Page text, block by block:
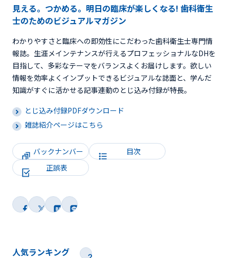
見える。つかめる。明日の臨床が楽しくなる! 歯科衛生
士のためのビジュアルマガジン
わかりやすさと臨床への即効性にこだわった歯科衛生士専門情
報誌。生涯メインテナンスが行えるプロフェッショナルなDHを
目指して、多彩なテーマをバランスよくお届けします。欲しい
情報を効率よくインプットできるビジュアルな誌面と、学んだ
知識がすぐに活かせる記事連動のとじ込み付録が特長。
とじ込み付録PDFダウンロード
雑誌紹介ページはこちら
バックナンバー
目次
正誤表
人気ランキング